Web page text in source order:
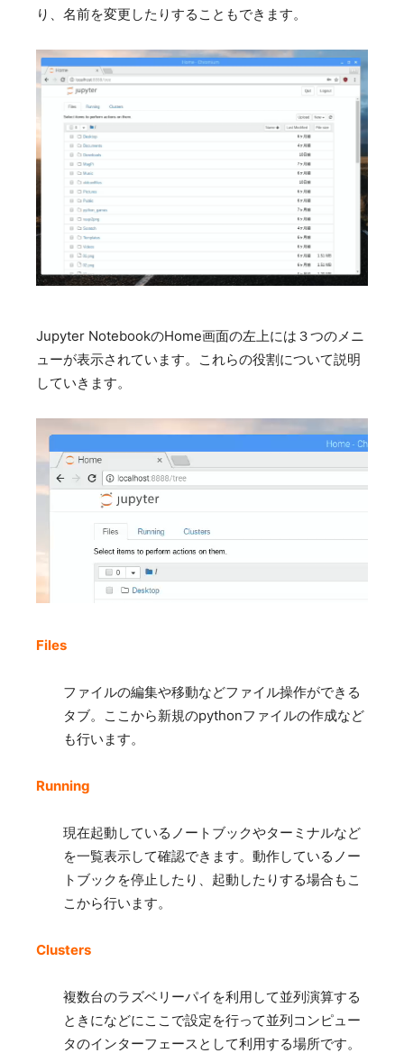
り、名前を変更したりすることもできます。
Jupyter NotebookのHome画面の左上には３つのメニ
ューが表示されています。これらの役割について説明
していきます。
Files
ファイルの編集や移動などファイル操作ができる
タブ。ここから新規のpythonファイルの作成など
も行います。
Running
現在起動しているノートブックやターミナルなど
を一覧表示して確認できます。動作しているノー
トブックを停止したり、起動したりする場合もこ
こから行います。
Clusters
複数台のラズベリーパイを利用して並列演算する
ときになどにここで設定を行って並列コンピュー
タのインターフェースとして利用する場所です。